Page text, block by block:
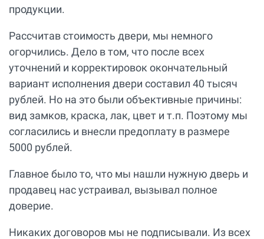
продукции.
Рассчитав стоимость двери, мы немного
огорчились. Дело в том, что после всех
уточнений и корректировок окончательный
вариант исполнения двери составил 40 тысяч
рублей. Но на это были объективные причины:
вид замков, краска, лак, цвет и т.п. Поэтому мы
согласились и внесли предоплату в размере
5000 рублей.
Главное было то, что мы нашли нужную дверь и
продавец нас устраивал, вызывал полное
доверие.
Никаких договоров мы не подписывали. Из всех